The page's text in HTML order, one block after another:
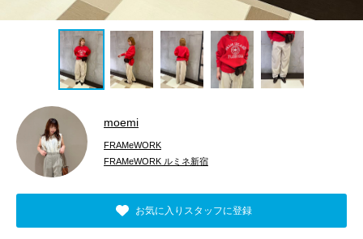
moemi
FRAMeWORK
FRAMeWORK ルミネ新宿
お気に入りスタッフに登録